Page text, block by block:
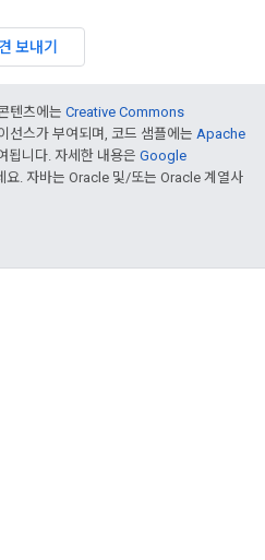
보내기
텐츠에는 Creative Commons
선스가 부여되며, 코드 샘플에는 Apache
됩니다. 자세한 내용은 Google
요. 자바는 Oracle 및/또는 Oracle 계열사